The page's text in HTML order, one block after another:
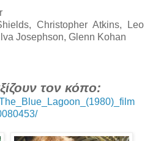
Christopher Atkins, Leo
Josephson, Glenn Kohan
τον κόπο: